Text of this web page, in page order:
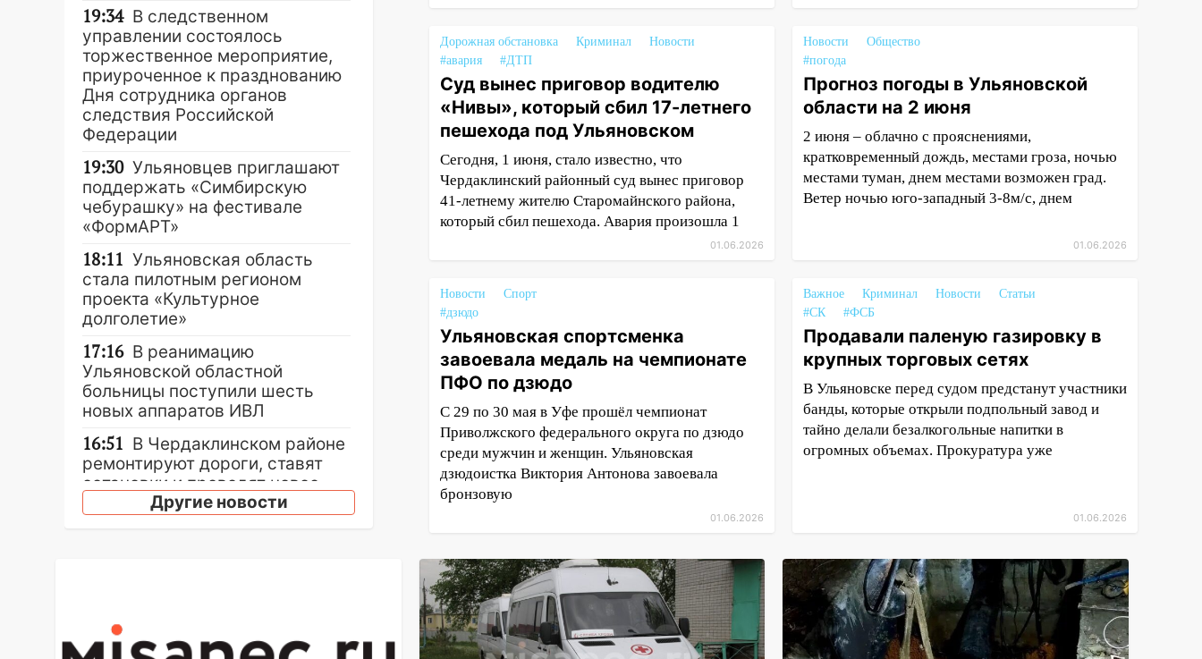
Дорожная обстановка Криминал
Новости
#авария
#ДТП
Суд вынес приговор водителю
«Нивы», который сбил 17-летнего
пешехода под Ульяновском
Сегодня, 1 июня, стало известно, что
Чердаклинский районный суд вынес приговор
41-летнему жителю Старомайнского района,
который сбил пешехода. Авария произошла 1
01.06.2026
Новости
Общество
#погода
Прогноз погоды в Ульяновской
области на 2 июня
2 июня – облачно с прояснениями,
кратковременный дождь, местами гроза, ночью
местами туман, днем местами возможен град.
Ветер ночью юго-западный 3-8м/с, днем
01.06.2026
Новости
Спорт
#дзюдо
Ульяновская спортсменка
завоевала медаль на чемпионате
ПФО по дзюдо
С 29 по 30 мая в Уфе прошёл чемпионат
Приволжского федерального округа по дзюдо
среди мужчин и женщин. Ульяновская
дзюдоистка Виктория Антонова завоевала
бронзовую
01.06.2026
Важное Криминал Новости
Статьи
#СК
#ФСБ
Продавали паленую газировку в
крупных торговых сетях
В Ульяновске перед судом предстанут участники
банды, которые открыли подпольный завод и
тайно делали безалкогольные напитки в
огромных объемах. Прокуратура уже
01.06.2026
19:34 В следственном
управлении состоялось
торжественное мероприятие,
приуроченное к празднованию
Дня сотрудника органов
следствия Российской
Федерации
19:30 Ульяновцев приглашают
поддержать «Симбирскую
чебурашку» на фестивале
«ФормАРТ»
18:11 Ульяновская область
стала пилотным регионом
проекта «Культурное
долголетие»
17:16 В реанимацию
Ульяновской областной
больницы поступили шесть
новых аппаратов ИВЛ
16:51 В Чердаклинском районе
ремонтируют дороги, ставят
остановки и проводят новое
освещение
покажут матч «Волги» под
открытым небом
Другие новости